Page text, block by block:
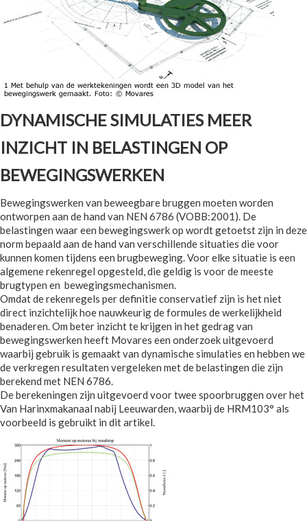
DYNAMISCHE SIMULATIES MEER
INZICHT IN BELASTINGEN OP
BEWEGINGSWERKEN
Bewegingswerken van beweegbare bruggen moeten worden
ontworpen aan de hand van NEN 6786 (VOBB:2001). De
belastingen waar een bewegingswerk op wordt getoetst zijn in deze
norm bepaald aan de hand van verschillende situaties die voor
kunnen komen tijdens een brugbeweging. Voor elke situatie is een
algemene rekenregel opgesteld, die geldig is voor de meeste
brugtypen en bewegingsmechanismen.
Omdat de rekenregels per definitie conservatief zijn is het niet
direct inzichtelijk hoe nauwkeurig de formules de werkelijkheid
benaderen. Om beter inzicht te krijgen in het gedrag van
bewegingswerken heeft Movares een onderzoek uitgevoerd
waarbij gebruik is gemaakt van dynamische simulaties en hebben we
de verkregen resultaten vergeleken met de belastingen die zijn
berekend met NEN 6786.
De berekeningen zijn uitgevoerd voor twee spoorbruggen over het
Van Harinxmakanaal nabij Leeuwarden, waarbij de HRM103° als
voorbeeld is gebruikt in dit artikel.